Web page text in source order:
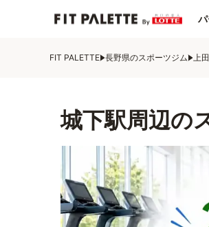
FIT PALETTE 長野県のスポーツジム 上
城下駅周辺の